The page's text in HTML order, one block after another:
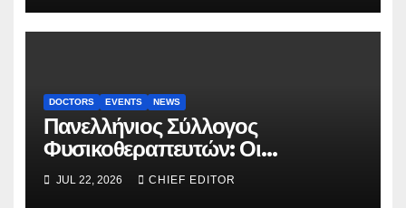
DOCTORS EVENTS NEWS
Πανελλήνιος Σύλλογος
Φυσικοθεραπευτών: Οι
προτάσεις προς τον ΕΟΠΥΥ για
τον περιορισμό του clawback
JUL 22, 2026 CHIEF EDITOR